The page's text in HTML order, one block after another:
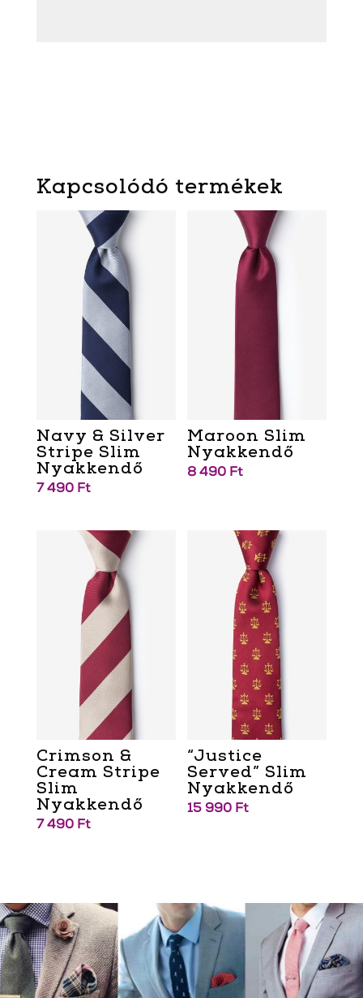
Kapcsolódó termékek
Navy & Silver
Stripe Slim
Nyakkendő
7 490 Ft
Maroon Slim
Nyakkendő
8 490 Ft
Crimson &
Cream Stripe
Slim
Nyakkendő
7 490 Ft
“Justice
Served” Slim
Nyakkendő
15 990 Ft